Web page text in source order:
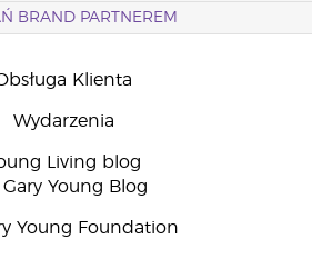
BRAND PARTNEREM
Klienta
Wydarzenia
Living blog
Gary Young Blog
Young Foundation